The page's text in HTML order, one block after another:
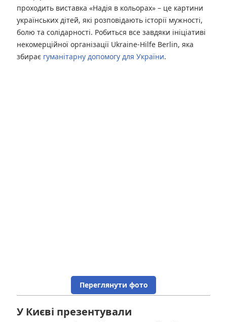
проходить виставка «Надія в кольорах» – це картини
українських дітей, які розповідають історії мужності,
болю та солідарності. Робиться все завдяки ініціативі
некомерційної організації Ukraine-Hilfe Berlin, яка
збирає гуманітарну допомогу для України.
Переглянути фото
У Києві презентували